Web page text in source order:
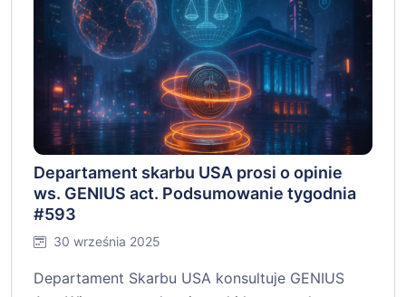
Departament skarbu USA prosi o opinie
ws. GENIUS act. Podsumowanie tygodnia
#593
30 września 2025
Departament Skarbu USA konsultuje GENIUS